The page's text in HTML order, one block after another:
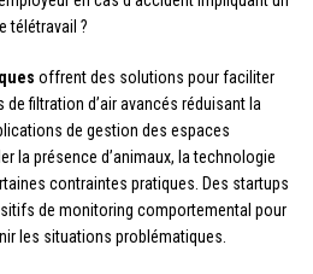
télétravail ?
offrent des solutions pour faciliter
filtration d’air avancés réduisant la
de gestion des espaces
la présence d’animaux, la technologie
contraintes pratiques. Des startups
de monitoring comportemental pour
les situations problématiques.